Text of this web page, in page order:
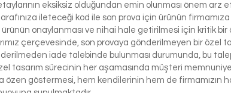
eksiksiz olduğundan emin olunması önem arz
ileteceği kod ile son prova için ürünün
onaylanması ve nihai hale getirilmesi için kritik bir
çerçevesinde, son provaya gönderilmeyen bir
iade talebinde bulunması durumunda, bu
tasarım sürecinin her aşamasında müşteri
özen göstermesi, hem kendilerinin hem de firmamızın